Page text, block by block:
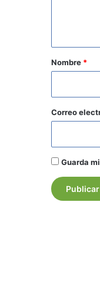
r
o
*
Nombre *
Correo
Guarda